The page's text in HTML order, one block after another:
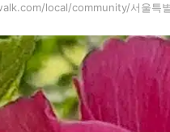
local/community/서울특